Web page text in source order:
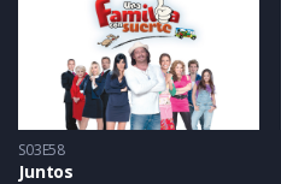
S03E58
Juntos